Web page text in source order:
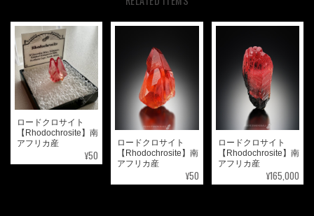
ロードクロサイト
【Rhodochrosite】南
アフリカ産
¥50
ロードクロサイト
【Rhodochrosite】南
アフリカ産
¥50
ロードクロサイト
【Rhodochrosite】南
アフリカ産
¥165,000